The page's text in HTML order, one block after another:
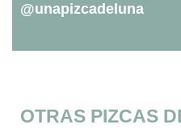
@unapizcadeluna
OTRAS PIZCAS